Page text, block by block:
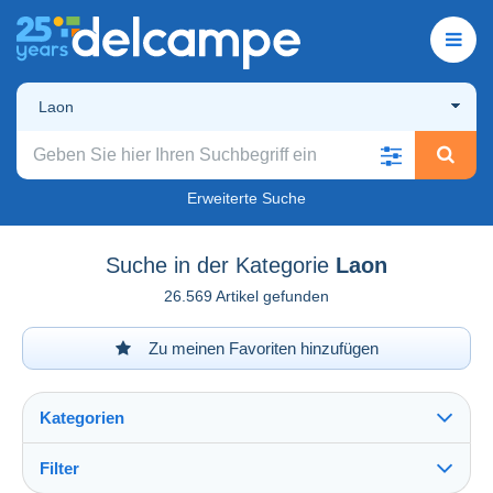
Laon
Erweiterte Suche
Suche in der Kategorie Laon
26.569 Artikel gefunden
Zu meinen Favoriten hinzufügen
Kategorien
Filter